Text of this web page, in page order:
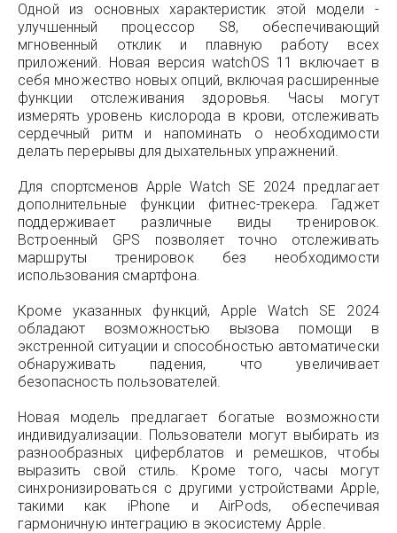
Одной из основных характеристик этой модели -
улучшенный процессор S8, обеспечивающий
мгновенный отклик и плавную работу всех
приложений. Новая версия watchOS 11 включает в
себя множество новых опций, включая расширенные
функции отслеживания здоровья. Часы могут
измерять уровень кислорода в крови, отслеживать
сердечный ритм и напоминать о необходимости
делать перерывы для дыхательных упражнений.
Для спортсменов Apple Watch SE 2024 предлагает
дополнительные функции фитнес-трекера. Гаджет
поддерживает различные виды тренировок.
Встроенный GPS позволяет точно отслеживать
маршруты тренировок без необходимости
использования смартфона.
Кроме указанных функций, Apple Watch SE 2024
обладают возможностью вызова помощи в
экстренной ситуации и способностью автоматически
обнаруживать падения, что увеличивает
безопасность пользователей.
Новая модель предлагает богатые возможности
индивидуализации. Пользователи могут выбирать из
разнообразных циферблатов и ремешков, чтобы
выразить свой стиль. Кроме того, часы могут
синхронизироваться с другими устройствами Apple,
такими как iPhone и AirPods, обеспечивая
гармоничную интеграцию в экосистему Apple.